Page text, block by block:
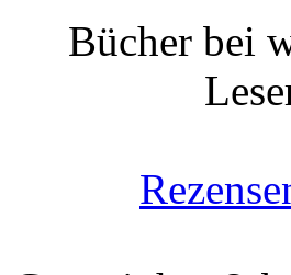
Bücher bei